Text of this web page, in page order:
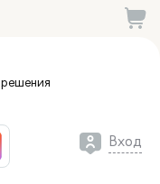
решения
Вход